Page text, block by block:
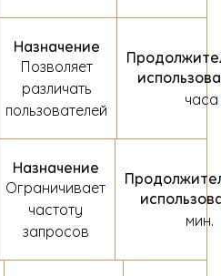
Назначение
Позволяет
различать
пользователей
часа
Назначение
Ограничивает
частоту
запросов
мин.